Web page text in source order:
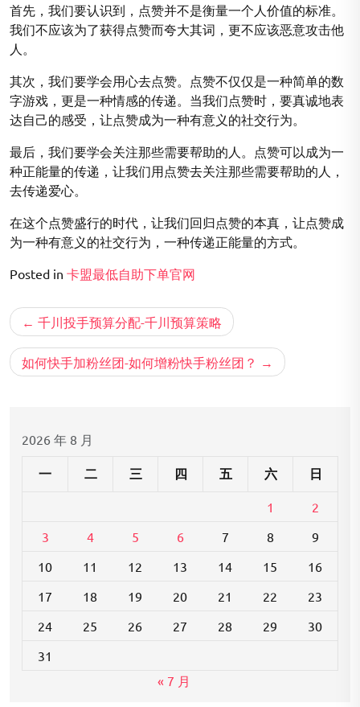
首先，我们要认识到，点赞并不是衡量一个人价值的标准。
我们不应该为了获得点赞而夸大其词，更不应该恶意攻击他
人。
其次，我们要学会用心去点赞。点赞不仅仅是一种简单的数
字游戏，更是一种情感的传递。当我们点赞时，要真诚地表
达自己的感受，让点赞成为一种有意义的社交行为。
最后，我们要学会关注那些需要帮助的人。点赞可以成为一
种正能量的传递，让我们用点赞去关注那些需要帮助的人，
去传递爱心。
在这个点赞盛行的时代，让我们回归点赞的本真，让点赞成
为一种有意义的社交行为，一种传递正能量的方式。
Posted in 卡盟最低自助下单官网
文
章
导
千川投手预算分配-千川预算策略
如何快手加粉丝团-如何增粉快手粉丝团？
2026 年 8 月
一 二 三 四 五 六 日
1
2
3
4 5 6 7 8
9
10
11 12 13 14 15
16
17
18 19 20 21 22
23
24
25 26 27 28 29
30
31
« 7 月